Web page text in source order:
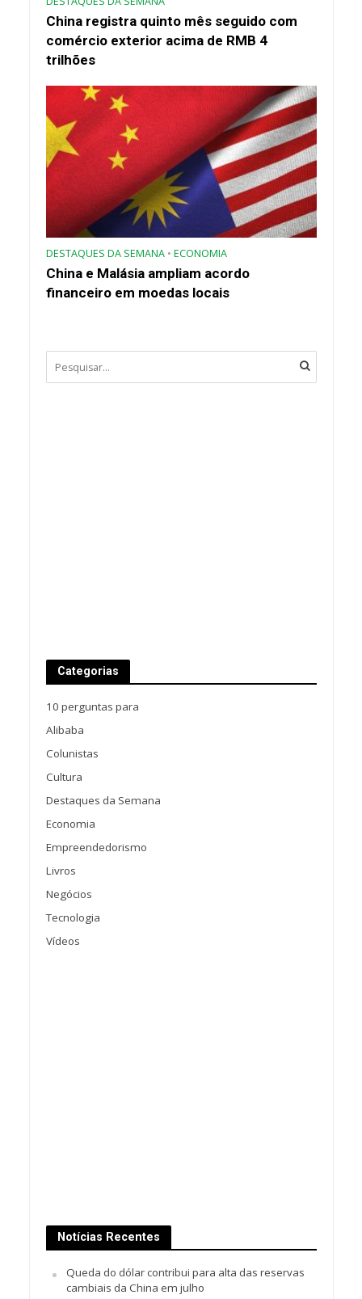
China registra quinto mês seguido com
comércio exterior acima de RMB 4
trilhões
DESTAQUES DA SEMANA • ECONOMIA
China e Malásia ampliam acordo
financeiro em moedas locais
Categorias
10 perguntas para
Alibaba
Colunistas
Cultura
Destaques da Semana
Economia
Empreendedorismo
Livros
Negócios
Tecnologia
Vídeos
Notícias Recentes
Queda do dólar contribui para alta das reservas
cambiais da China em julho